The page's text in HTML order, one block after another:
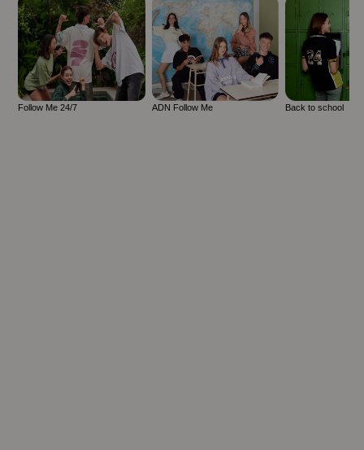
Follow Me 24/7 ADN Follow Me Back to school